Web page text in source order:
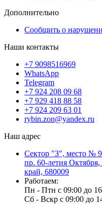
Дополнительно
Сообщить о
Наши контакты
+7 9098516969
WhatsApp
Telegram
+7 924 208 09 68
+7 929 418 88 58
+7 924 209 63 01
rybin.zon@yandex.ru
Наш адрес
Сектор "З", место №
пр. 60-летия
край, 680009
Работаем:
Пн - Птн с 09:00 до
Сб - Вскр с 09:00 до